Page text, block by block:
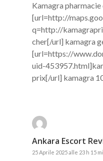
Kamagra pharmacie
[url=http://
q=http://
cher[/url] kamagra
[url=https://
uid-
prix[/url] kamagra
Ankara Escort
25 Aprile 2025 alle 23 h 15